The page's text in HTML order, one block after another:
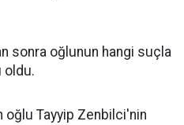
sonra oğlunun hangi suçla
oldu.
oğlu Tayyip Zenbilci'nin